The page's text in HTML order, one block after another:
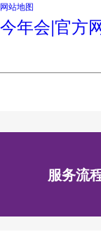
网站地图
今年会|官方
服务流